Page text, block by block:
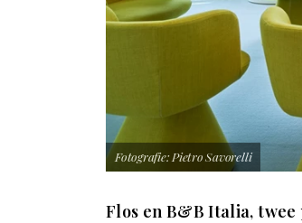
Fotografie: Pietro Savorelli
Flos en B&B Italia,